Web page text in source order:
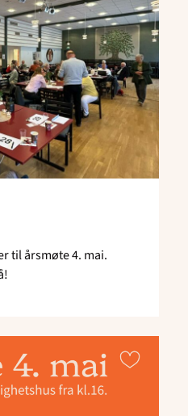
til årsmøte 4. mai.
article
"Årsmøte
4.